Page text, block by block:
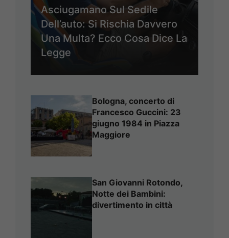
Asciugamano Sul Sedile
Dell’auto: Si Rischia Davvero
Una Multa? Ecco Cosa Dice La
Legge
Bologna, concerto di
Francesco Guccini: 23
giugno 1984 in Piazza
Maggiore
San Giovanni Rotondo,
Notte dei Bambini:
divertimento in città